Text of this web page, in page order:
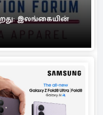
இலங்கையின்